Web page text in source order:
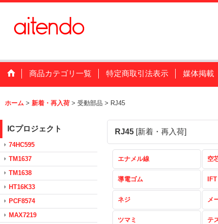
商品カテゴリ一覧 特定商取引法表示 媒体掲載
ホーム > 新着・再入荷 > 受動部品 > RJ45
ICプロジェクト
74HC595
TM1637
TM1638
HT16K33
PCF8574
MAX7219
RJ45 [新着・再入荷]
エナメル線 空
導電ゴム IFT
ネジ メ
ツマミ テ